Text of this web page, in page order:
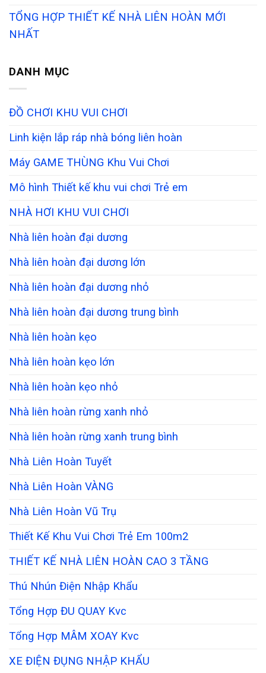
TỔNG HỢP THIẾT KẾ NHÀ LIÊN HOÀN MỚI
NHẤT
DANH MỤC
ĐỒ CHƠI KHU VUI CHƠI
Linh kiện lắp ráp nhà bóng liên hoàn
Máy GAME THÙNG Khu Vui Chơi
Mô hình Thiết kế khu vui chơi Trẻ em
NHÀ HƠI KHU VUI CHƠI
Nhà liên hoàn đại dương
Nhà liên hoàn đại dương lớn
Nhà liên hoàn đại dương nhỏ
Nhà liên hoàn đại dương trung bình
Nhà liên hoàn kẹo
Nhà liên hoàn kẹo lớn
Nhà liên hoàn kẹo nhỏ
Nhà liên hoàn rừng xanh nhỏ
Nhà liên hoàn rừng xanh trung bình
Nhà Liên Hoàn Tuyết
Nhà Liên Hoàn VÀNG
Nhà Liên Hoàn Vũ Trụ
Thiết Kế Khu Vui Chơi Trẻ Em 100m2
THIẾT KẾ NHÀ LIÊN HOÀN CAO 3 TẦNG
Thú Nhún Điện Nhập Khẩu
Tổng Hợp ĐU QUAY Kvc
Tổng Hợp MÂM XOAY Kvc
XE ĐIỆN ĐỤNG NHẬP KHẨU